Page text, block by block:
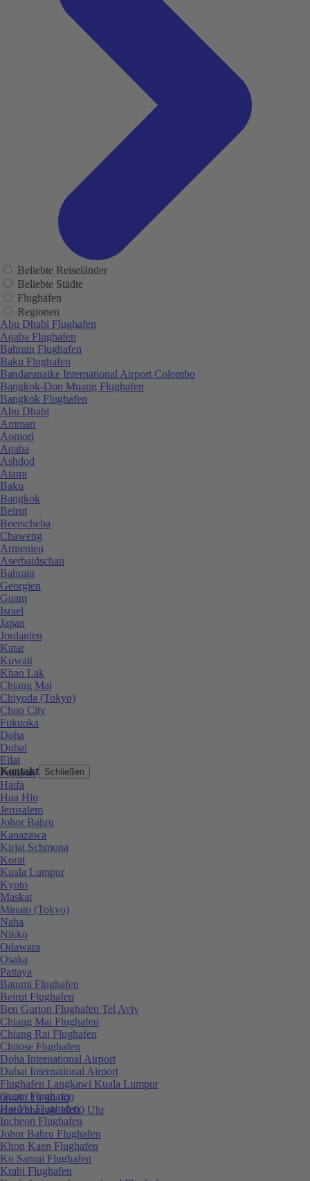
Kontakt Schließen
0848 / 19 96 00
erreichbar ab 10:00 Uhr
Beliebte Reiseländer
Beliebte Städte
Flughäfen
Regionen
Abu Dhabi Flughafen
Aqaba Flughafen
Bahrain Flughafen
Baku Flughafen
Bandaranaike International Airport Colombo
Bangkok-Don Muang Flughafen
Bangkok Flughafen
Abu Dhabi
Amman
Aomori
Aqaba
Ashdod
Atami
Baku
Bangkok
Beirut
Beerscheba
Chaweng
Armenien
Aserbaidschan
Bahrain
Georgien
Guam
Israel
Japan
Jordanien
Katar
Kuwait
Khao Lak
Chiang Mai
Chiyoda (Tokyo)
Chuo City
Fukuoka
Doha
Dubai
Eilat
Fujairah
Haifa
Hua Hin
Jerusalem
Johor Bahru
Kanazawa
Kirjat Schmona
Korat
Kuala Lumpur
Kyoto
Maskat
Minato (Tokyo)
Naha
Nikko
Odawara
Osaka
Pattaya
Batumi Flughafen
Beirut Flughafen
Ben Gurion Flughafen Tel Aviv
Chiang Mai Flughafen
Chiang Rai Flughafen
Chitose Flughafen
Doha International Airport
Dubai International Airport
Flughafen Langkawi Kuala Lumpur
Guam Flughafen
Hat Yai Flughafen
Incheon Flughafen
Johor Bahru Flughafen
Khon Kaen Flughafen
Ko Samui Flughafen
Krabi Flughafen